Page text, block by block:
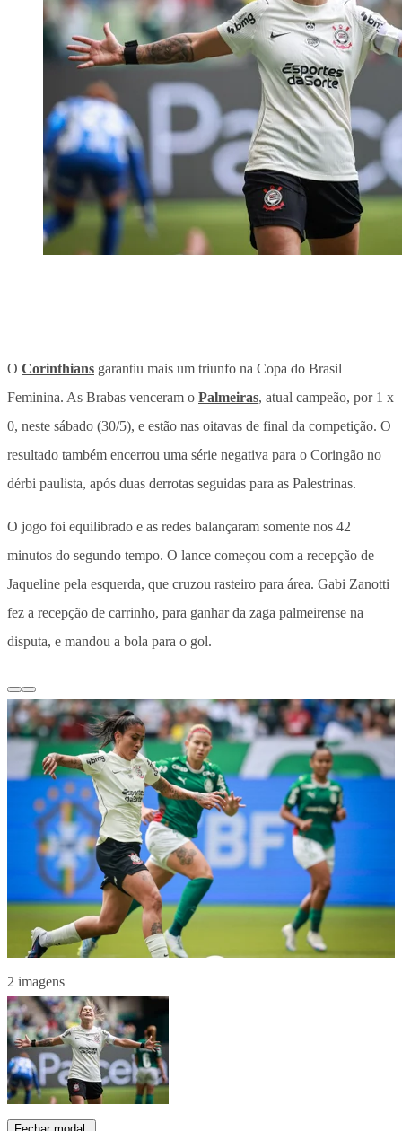
O Corinthians garantiu mais um triunfo na Copa do Brasil
Feminina. As Brabas venceram o Palmeiras, atual campeão, por 1 x
0, neste sábado (30/5), e estão nas oitavas de final da competição. O
resultado também encerrou uma série negativa para o Coringão no
dérbi paulista, após duas derrotas seguidas para as Palestrinas.
O jogo foi equilibrado e as redes balançaram somente nos 42
minutos do segundo tempo. O lance começou com a recepção de
Jaqueline pela esquerda, que cruzou rasteiro para área. Gabi Zanotti
fez a recepção de carrinho, para ganhar da zaga palmeirense na
disputa, e mandou a bola para o gol.
2 imagens